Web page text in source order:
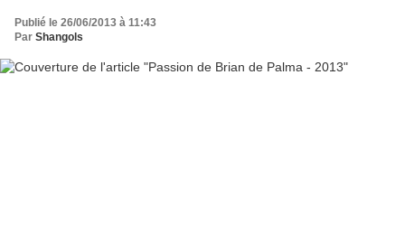
Publié le 26/06/2013 à 11:43
Par Shangols